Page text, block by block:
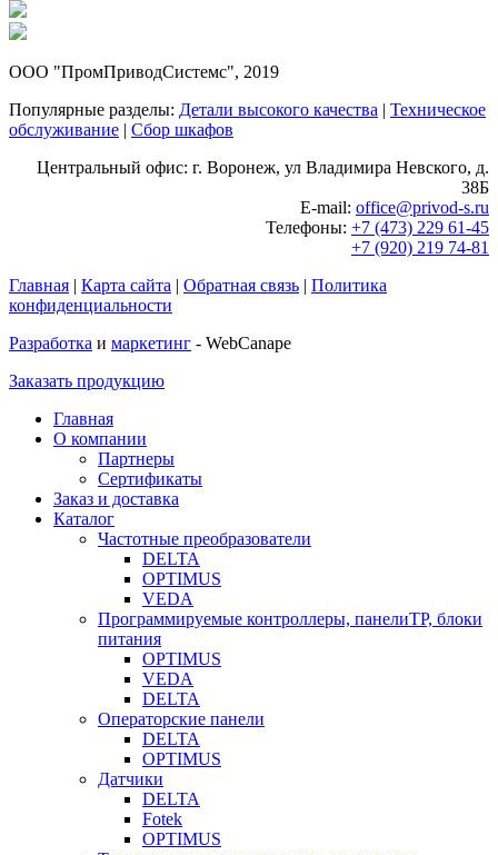
ООО "ПромПриводСистемс", 2019
Популярные разделы: Детали высокого качества | Техническое
обслуживание | Сбор шкафов
Центральный офис: г. Воронеж, ул Владимира Невского, д.
38Б
E-mail: office@privod-s.ru
Телефоны: +7 (473) 229 61-45
+7 (920) 219 74-81
Главная | Карта сайта | Обратная связь | Политика
конфиденциальности
Разработка и маркетинг - WebCanape
Заказать продукцию
Главная
О компании
Партнеры
Сертификаты
Заказ и доставка
Каталог
Частотные преобразователи
DELTA
OPTIMUS
VEDA
Программируемые контроллеры, панелиTP, блоки
питания
OPTIMUS
VEDA
DELTA
Операторские панели
DELTA
OPTIMUS
Датчики
DELTA
Fotek
OPTIMUS